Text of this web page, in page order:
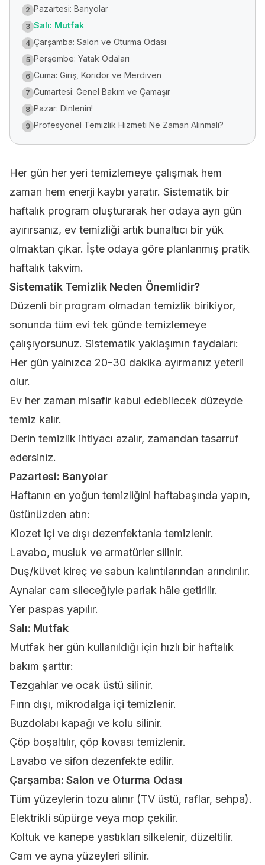
2 Pazartesi: Banyolar
3 Salı: Mutfak
4 Çarşamba: Salon ve Oturma Odası
5 Perşembe: Yatak Odaları
6 Cuma: Giriş, Koridor ve Merdiven
7 Cumartesi: Genel Bakım ve Çamaşır
8 Pazar: Dinlenin!
9 Profesyonel Temizlik Hizmeti Ne Zaman Alınmalı?
Her gün her yeri temizlemeye çalışmak hem
zaman hem enerji kaybı yaratır. Sistematik bir
haftalık program oluşturarak her odaya ayrı gün
ayırırsanız, ev temizliği artık bunaltıcı bir yük
olmaktan çıkar. İşte odaya göre planlanmış pratik
haftalık takvim.
Sistematik Temizlik Neden Önemlidir?
Düzenli bir program olmadan temizlik birikiyor,
sonunda tüm evi tek günde temizlemeye
çalışıyorsunuz. Sistematik yaklaşımın faydaları:
Her gün yalnızca 20-30 dakika ayırmanız yeterli
olur.
Ev her zaman misafir kabul edebilecek düzeyde
temiz kalır.
Derin temizlik ihtiyacı azalır, zamandan tasarruf
edersiniz.
Pazartesi: Banyolar
Haftanın en yoğun temizliğini haftabaşında yapın,
üstünüzden atın:
Klozet içi ve dışı dezenfektanla temizlenir.
Lavabo, musluk ve armatürler silinir.
Duş/küvet kireç ve sabun kalıntılarından arındırılır.
Aynalar cam sileceğiyle parlak hâle getirilir.
Yer paspas yapılır.
Salı: Mutfak
Mutfak her gün kullanıldığı için hızlı bir haftalık
bakım şarttır:
Tezgahlar ve ocak üstü silinir.
Fırın dışı, mikrodalga içi temizlenir.
Buzdolabı kapağı ve kolu silinir.
Çöp boşaltılır, çöp kovası temizlenir.
Lavabo ve sifon dezenfekte edilir.
Çarşamba: Salon ve Oturma Odası
Tüm yüzeylerin tozu alınır (TV üstü, raflar, sehpa).
Elektrikli süpürge veya mop çekilir.
Koltuk ve kanepe yastıkları silkelenir, düzeltilir.
Cam ve ayna yüzeyleri silinir.